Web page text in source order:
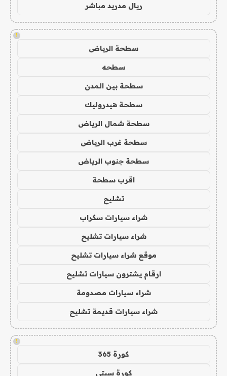
ريال مدريد مباشر
!
سطحة الرياض
سطحه
سطحة بين المدن
سطحة هيدروليك
سطحة شمال الرياض
سطحة غرب الرياض
سطحة جنوب الرياض
اقرب سطحة
تشليح
شراء سيارات سكراب
شراء سيارات تشليح
موقع شراء سيارات تشليح
ارقام يشترون سيارات تشليح
شراء سيارات مصدومة
شراء سيارات قديمة تشليح
!
كورة 365
كورة سيتي